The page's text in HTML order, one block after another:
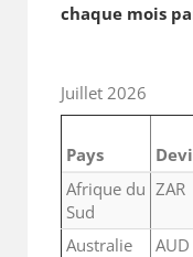
chaque mois
Juillet 2026
Pays
Afrique du
Sud
ZAR
Australie AUD